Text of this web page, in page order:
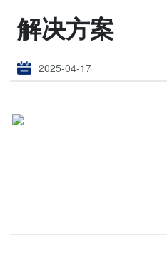
解决方案
2025-04-17